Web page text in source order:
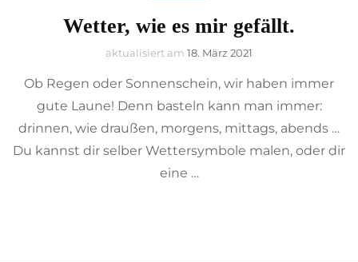
Wetter, wie es mir gefällt.
aktualisiert am 18. März 2021
Ob Regen oder Sonnenschein, wir haben immer
gute Laune! Denn basteln kann man immer:
drinnen, wie draußen, morgens, mittags, abends …
Du kannst dir selber Wettersymbole malen, oder dir
eine …